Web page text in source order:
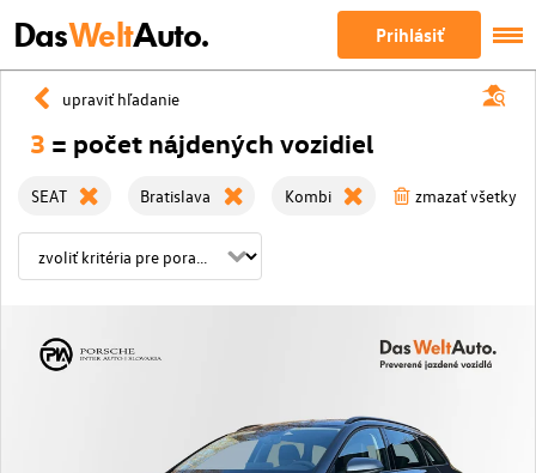
DasWeltAuto. Prihlásiť
upraviť hľadanie
3 = počet nájdených vozidiel
SEAT Bratislava Kombi zmazať všetky